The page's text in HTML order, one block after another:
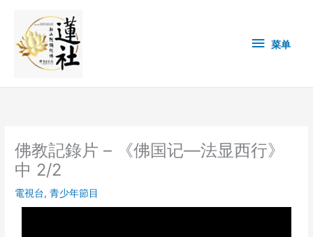
content
单 菜单
佛教記錄片 – 《佛国记—法显西行》
中 2/2
電視台,青少年節目